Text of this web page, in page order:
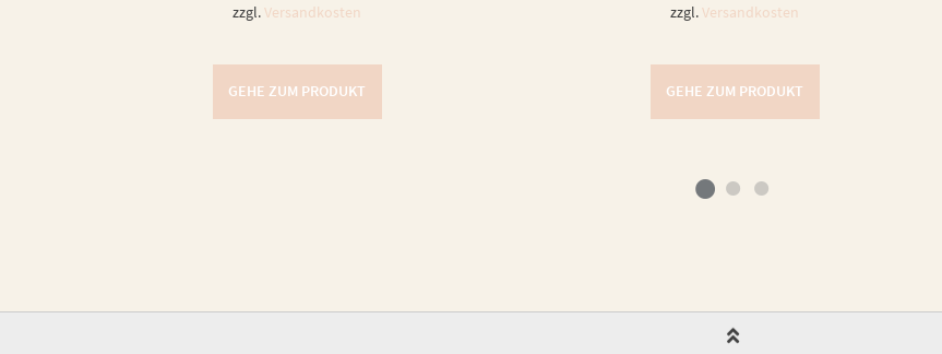
zzgl.Versandkosten
GEHE ZUM PRODUKT
zzgl.Versandkosten
GEHE ZUM PRODUKT